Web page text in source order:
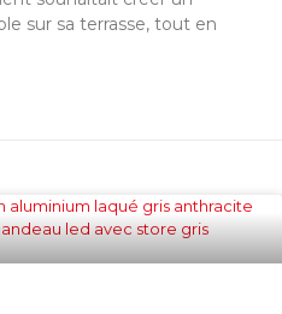
sur sa terrasse, tout en